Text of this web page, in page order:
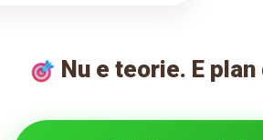
Nu e teorie. E